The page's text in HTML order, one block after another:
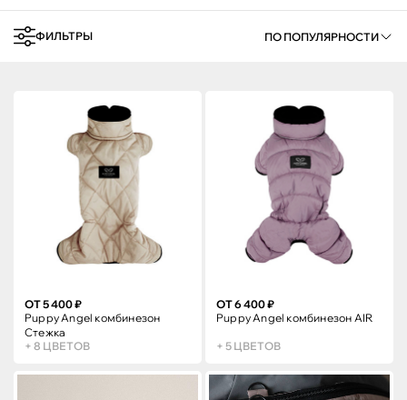
ФИЛЬТРЫ ПО ПОПУЛЯРНОСТИ
ОТ 5 400 ₽
Puppy Angel комбинезон
Стежка
+ 8 ЦВЕТОВ
ОТ 6 400 ₽
Puppy Angel комбинезон AIR
+ 5 ЦВЕТОВ